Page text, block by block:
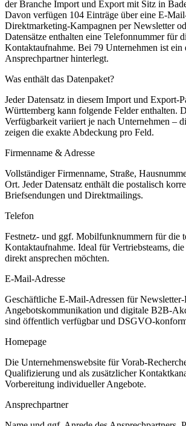
der Branche Import und Export mit Sitz in
Davon verfügen 104 Einträge über eine E-
Direktmarketing-Kampagnen per Newsletter
Datensätze enthalten eine Telefonnummer für
Kontaktaufnahme. Bei 79 Unternehmen ist ein
Ansprechpartner hinterlegt.
Was enthält das Datenpaket?
Jeder Datensatz in diesem Import und Export-
Württemberg kann folgende Felder enthalten.
Verfügbarkeit variiert je nach Unternehmen –
zeigen die exakte Abdeckung pro Feld.
Firmenname & Adresse
Vollständiger Firmenname, Straße,
Ort. Jeder Datensatz enthält die postalisch
Briefsendungen und Direktmailings.
Telefon
Festnetz- und ggf. Mobilfunknummern für die
Kontaktaufnahme. Ideal für Vertriebsteams,
direkt ansprechen möchten.
E-Mail-Adresse
Geschäftliche E-Mail-Adressen für Newsletter-
Angebotskommunikation und digitale B2B-
sind öffentlich verfügbar und DSGVO-
Homepage
Die Unternehmenswebsite für Vorab-
Qualifizierung und als zusätzlicher
Vorbereitung individueller Angebote.
Ansprechpartner